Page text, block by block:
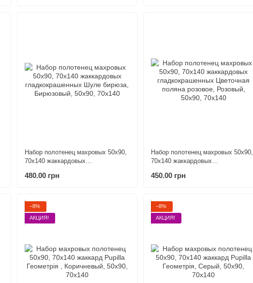
Набор полотенец махровых 50х90,
70х140 жаккардовых
480.00 грн
Набор полотенец махровых 50х90,
70х140 жаккардовых
поляна розовое
450.00 грн
−8%
АКЦИЯ!
−8%
АКЦИЯ!